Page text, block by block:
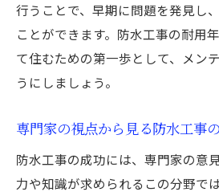
行うことで、早期に問題を発見し
ことができます。防水工事の耐用
て住むための第一歩として、メン
うにしましょう。
専門家の視点から見る防水工事
防水工事の成功には、専門家の意
力や知識が求められるこの分野で